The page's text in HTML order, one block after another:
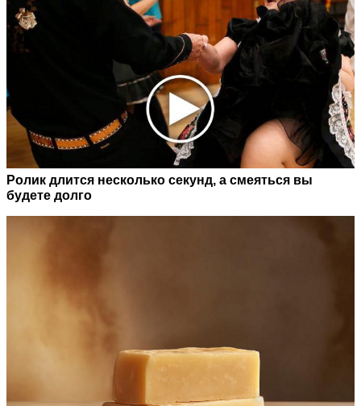
Ролик длится несколько секунд, а смеяться вы
будете долго